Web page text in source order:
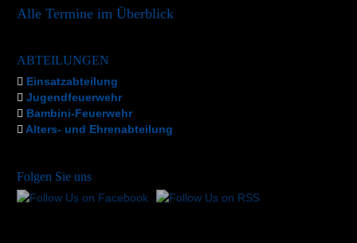
Alle Termine im Überblick
ABTEILUNGEN
Einsatzabteilung
Jugendfeuerwehr
Bambini-Feuerwehr
Alters- und Ehrenabteilung
Folgen Sie uns